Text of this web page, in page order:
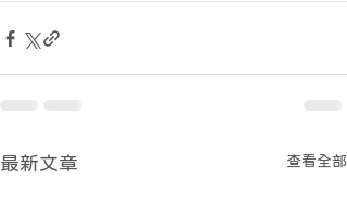
最新文章 查看全部